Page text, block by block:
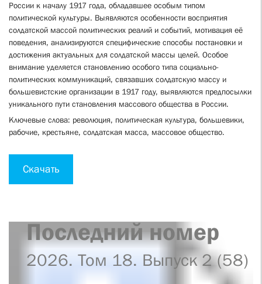
России к началу 1917 года, обладавшее особым типом
политической культуры. Выявляются особенности восприятия
солдатской массой политических реалий и событий, мотивация её
поведения, анализируются специфические способы постановки и
достижения актуальных для солдатской массы целей. Особое
внимание уделяется становлению особого типа социально-
политических коммуникаций, связавших солдатскую массу и
большевистские организации в 1917 году, выявляются предпосылки
уникального пути становления массового общества в России.
Ключевые слова: революция, политическая культура, большевики,
рабочие, крестьяне, солдатская масса, массовое общество.
Скачать
Последний номер
2026. Том 18. Выпуск 2 (58)